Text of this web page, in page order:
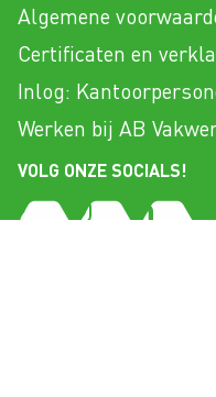
Algemene
Certificaten en
Inlog:
Werken bij AB
VOLG ONZE SOCIALS!